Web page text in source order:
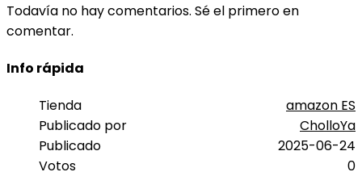
Todavía no hay comentarios. Sé el primero en
comentar.
Info rápida
Tienda
amazon ES
Publicado por
CholloYa
Publicado
2025-06-24
Votos
0